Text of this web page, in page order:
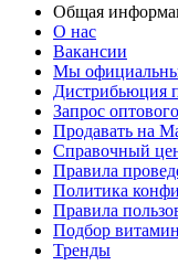
Общая
О нас
Вакансии
Мы
Дистрибьюция
Запрос
Продавать на
Справочный
Правила
Политика
Правила
Подбор
Тренды